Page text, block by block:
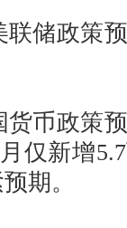
储政策预
币政策预
仅新增
期。